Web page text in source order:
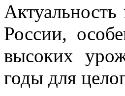
Актуальность
России,
высоких
годы для